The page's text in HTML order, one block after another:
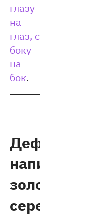
глазу
на
глаз, с
боку
на
бок.
Дефисное
написание:
золотая
середина